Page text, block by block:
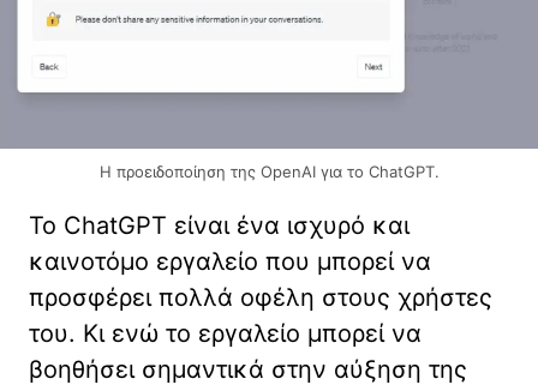
Η προειδοποίηση της OpenAI για το ChatGPT.
Το ChatGPT είναι ένα ισχυρό και
καινοτόμο εργαλείο που μπορεί να
προσφέρει πολλά οφέλη στους χρήστες
του. Κι ενώ το εργαλείο μπορεί να
βοηθήσει σημαντικά στην αύξηση της